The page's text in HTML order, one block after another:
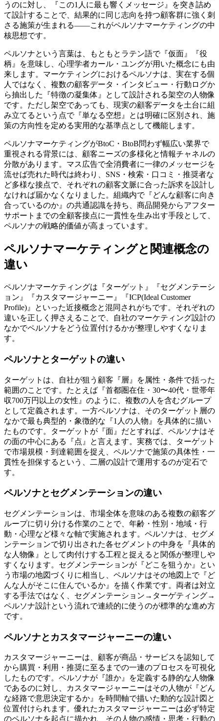
うのに対し、『この1人に最も響くメッセージ』を突き詰め
て設計することで、結果的に同じ志向を持つ顧客群に強く刺
さる施策が生まれる——これがペルソナマーケティングの中
核思想です。
ペルソナという言葉は、もともとラテン語で『仮面』『役
柄』を意味し、心理学者カール・ユングが用いた概念にも由
来します。マーケティングにおけるペルソナは、実在する個
人ではなく、複数の顧客データ・インタビュー・行動ログか
ら抽出した『特徴の凝集体』として設計される架空の人物像
です。ただし架空であっても、現実の顧客データを土台に組
み立てるという点で『単なる空想』とは明確に区別され、施
策の方向性を定める実用的な基準点として機能します。
ペルソナマーケティングがBtoC・BtoB問わず幅広い業界で
重視される背景には、顧客ニーズの多様化と情報チャネルの
分散があります。マス広告で全消費者に一律のメッセージを
流せば売れた時代は終わり、SNS・検索・口コミ・推奨者な
ど多様な接点で、それぞれの顧客文脈に合った訴求を設計し
なければ届かなくなりました。組織内で『どんな顧客に向き
合っているのか』の共通認識を持ち、商品開発からアフター
サポートまでの全顧客接点に一貫性を生み出す手段として、
ペルソナの戦略的価値が高まっています。
ペルソナマーケティングと関連概念の
違い
ペルソナマーケティングは『ターゲット』『セグメンテーシ
ョン』『カスタマージャーニー』『ICP(Ideal Customer
Profile)』といった近接概念と混同されがちです。それぞれの
違いを正しく押さえることで、自社のマーケティング設計の
なかでペルソナをどう位置付けるかが整理しやすくなりま
す。
ペルソナとターゲットの違い
ターゲットは、自社が狙う顧客『層』を属性・条件で括った
範囲のことです。たとえば『首都圏在住・30〜40代・世帯年
収700万円以上の女性』のように、複数の人を含むグループ
として定義されます。一方ペルソナは、そのターゲット層の
なかで最も典型的・象徴的な『1人の人物』を具体的に描い
たものです。ターゲットが『面』だとすれば、ペルソナはそ
の面の中心にある『点』と言えます。実務では、ターゲット
で市場規模・到達範囲を捉え、ペルソナで施策の具体性・一
貫性を担保するという、二層の設計で運用するのが定石で
す。
ペルソナとセグメンテーションの違い
セグメンテーションは、市場全体を意味のある複数の顧客グ
ループに切り分ける作業のことで、年齢・性別・地域・行
動・心理など様々な軸で実施されます。ペルソナは、セグメ
ンテーションで切り出された各セグメントの中身を『具体的
な人物像』として肉付けする工程と捉えると関係が整理しや
すくなります。セグメンテーションが『どこを狙うか』とい
う市場の地図づくりに相当し、ペルソナはその地図上で『ど
んな人がそこに住んでいるか』を描く作業です。両者は対立
する手法ではなく、セグメンテーション→ターゲティング→
ペルソナ設計という流れで連続的に使うのが標準的な進め方
です。
ペルソナとカスタマージャーニーの違い
カスタマージャーニーは、顧客が商品・サービスを認知して
から購買・利用・推奨に至るまでの一連のプロセスを可視化
したものです。ペルソナが『誰か』を定義する静的な人物像
であるのに対し、カスタマージャーニーはその人物が『どん
な経路で意思決定するか』を時間軸で描いた動的な設計図と
位置付けられます。優れたカスタマージャーニーは必ず特定
のペルソナを起点に描かれ、その人物の感情・思考・行動の